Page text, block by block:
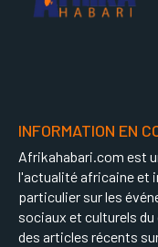
INFORMATION EN
Afrikahabari.com est
l'actualité africaine et
particulier sur les
sociaux et culturels
des articles récents